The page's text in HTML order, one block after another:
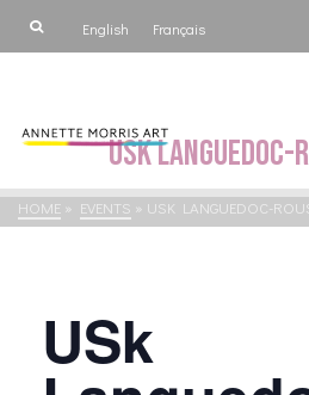
English Français
USk
HOME » EVENTS » USK LANGUEDOC-
USk